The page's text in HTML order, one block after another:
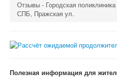
Отзывы - Городская
СПБ, Пражская ул.
Полезная информация для